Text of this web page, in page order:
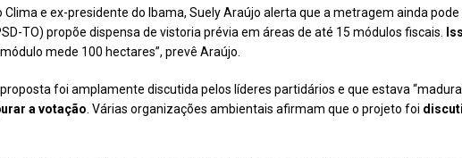
e ex-presidente do Ibama, Suely Araújo alerta que a metragem ainda pode
TO) propõe dispensa de vistoria prévia em áreas de até 15 módulos fiscais.
mede 100 hectares”, prevê Araújo.
foi amplamente discutida pelos líderes partidários e que estava
a votação . Várias organizações ambientais afirmam que o projeto foi